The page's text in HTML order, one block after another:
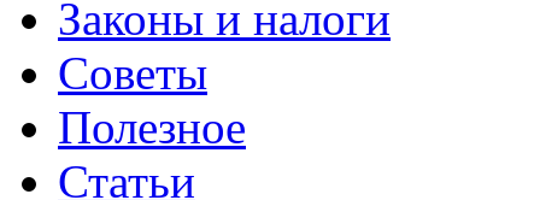
Законы и налоги
Советы
Полезное
Статьи